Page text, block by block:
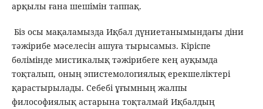
арқылы ғана шешімін таппақ.
Біз осы мақаламызда Иқбал дүниетанымындағы діни
тәжірибе мәселесін ашуға тырысамыз. Кіріспе
бөлімінде мистикалық тәжірибеге кең ауқымда
тоқталып, оның эпистемологиялық ерекшеліктері
қарастырылады. Себебі ұғымның жалпы
философиялық астарына тоқталмай Иқбалдың